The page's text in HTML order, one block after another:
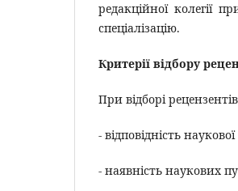
редакційної колегії
спеціалізацію.
Критерії відбору
При відборі
- відповідність
- наявність наукових